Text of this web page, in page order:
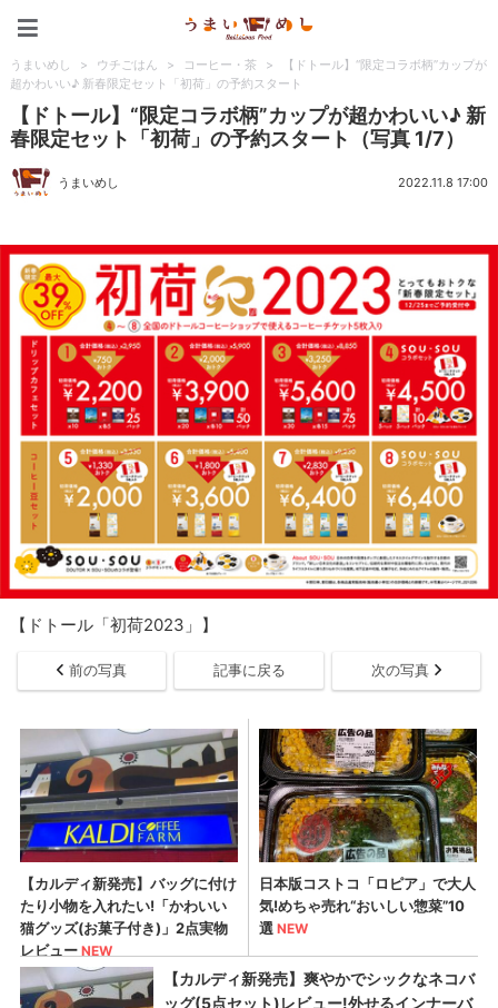
うまいめし > ウチごはん > コーヒー・茶 >
【ドトール】“限定コラボ柄”カップが
超かわいい♪ 新春限定セット「初荷」の予約スタート
【ドトール】“限定コラボ柄”カップが超かわいい♪ 新
春限定セット「初荷」の予約スタート（写真 1/7）
うまいめし 2022.11.8 17:00
【ドトール「初荷2023」】
前の写真 記事に戻る 次の写真